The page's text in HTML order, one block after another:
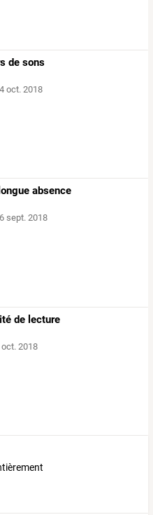
de sons
oct. 2018
absence
sept. 2018
de lecture
oct. 2018